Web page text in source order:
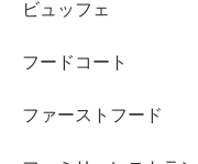
ビュッフェ
フードコート
ファーストフード